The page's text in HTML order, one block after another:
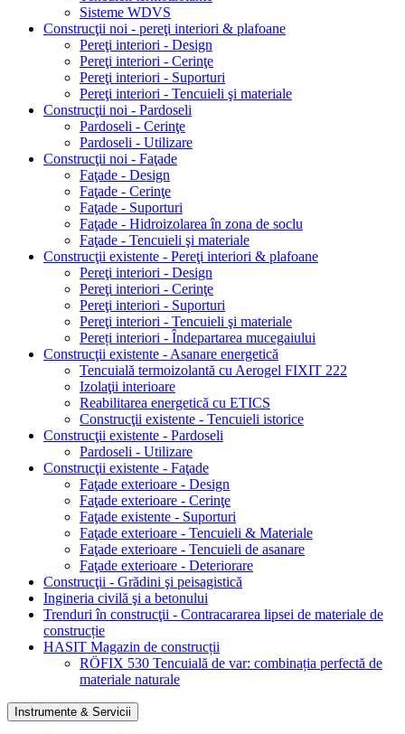
Sisteme WDVS
Construcţii noi - pereţi interiori & plafoane
Pereţi interiori - Design
Pereţi interiori - Cerinţe
Pereţi interiori - Suporturi
Pereţi interiori - Tencuieli şi materiale
Construcţii noi - Pardoseli
Pardoseli - Cerinţe
Pardoseli - Utilizare
Construcţii noi - Faţade
Faţade - Design
Faţade - Cerinţe
Faţade - Suporturi
Faţade - Hidroizolarea în zona de soclu
Faţade - Tencuieli şi materiale
Construcţii existente - Pereţi interiori & plafoane
Pereţi interiori - Design
Pereţi interiori - Cerinţe
Pereţi interiori - Suporturi
Pereţi interiori - Tencuieli şi materiale
Pereți interiori - Îndepartarea mucegaiului
Construcţii existente - Asanare energetică
Tencuială termoizolantă cu Aerogel FIXIT 222
Izolaţii interioare
Reabilitarea energetică cu ETICS
Construcţii existente - Tencuieli istorice
Construcţii existente - Pardoseli
Pardoseli - Utilizare
Construcţii existente - Faţade
Faţade exterioare - Design
Faţade exterioare - Cerinţe
Faţade existente - Suporturi
Faţade exterioare - Tencuieli & Materiale
Faţade exterioare - Tencuieli de asanare
Faţade exterioare - Deteriorare
Construcţii - Grădini şi peisagistică
Ingineria civilă şi a betonului
Trenduri în construcţii - Contracararea lipsei de materiale de
construcție
HASIT Magazin de construcții
RÖFIX 530 Tencuială de var: combinația perfectă de
materiale naturale
Instrumente & Servicii